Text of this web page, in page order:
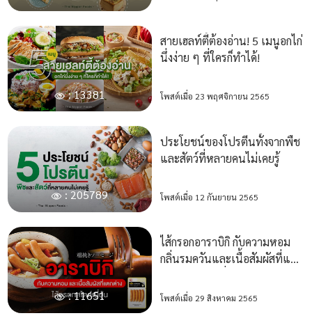
: 13381
สายเฮลท์ตี้ต้องอ่าน! 5 เมนูอกไก่
นึ่งง่าย ๆ ที่ใครก็ทำได้!
โพสต์เมื่อ 23 พฤศจิกายน 2565
: 205789
ประโยชน์ของโปรตีนทั้งจากพืช
และสัตว์ที่หลายคนไม่เคยรู้
โพสต์เมื่อ 12 กันยายน 2565
: 11651
ไส้กรอกอาราบิกิ กับความหอม
กลิ่นรมควันและเนื้อสัมผัสที่แตก
โพสต์เมื่อ 29 สิงหาคม 2565